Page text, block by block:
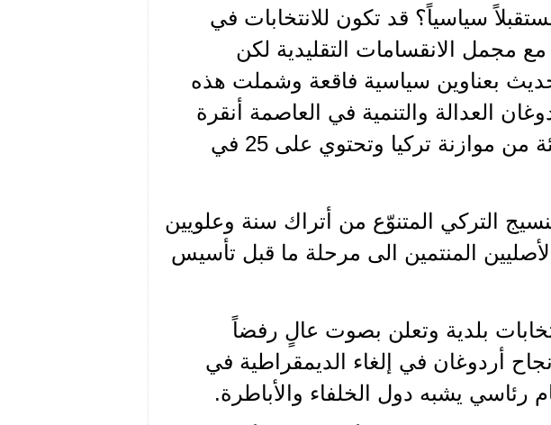
سياسياً؟ قد تكون للانتخابات في
مجمل الانقسامات التقليدية لكن
حديث بعناوين سياسية فاقعة وشملت هذه
العدالة والتنمية في العاصمة أنقرة
ومدينة اسطنبول التي توفر 30 في المئة من موازنة تركيا وتحتوي على 25 في
التركي المتنوّع من أتراك سنة وعلويين
المنتمين الى مرحلة ما قبل تأسيس
بلدية وتعلن بصوت عالٍ رفضاً
أردوغان في إلغاء الديمقراطية في
رئاسي يشبه دول الخلفاء والأباطرة.